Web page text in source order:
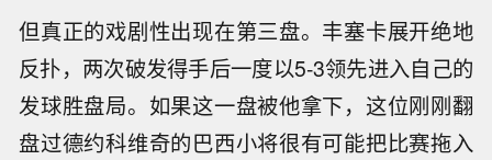
但真正的戏剧性出现在第三盘。丰塞卡展开绝地
反扑，两次破发得手后一度以5-3领先进入自己的
发球胜盘局。如果这一盘被他拿下，这位刚刚翻
盘过德约科维奇的巴西小将很有可能把比赛拖入